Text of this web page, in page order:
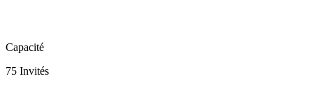
Capacité
75 Invités